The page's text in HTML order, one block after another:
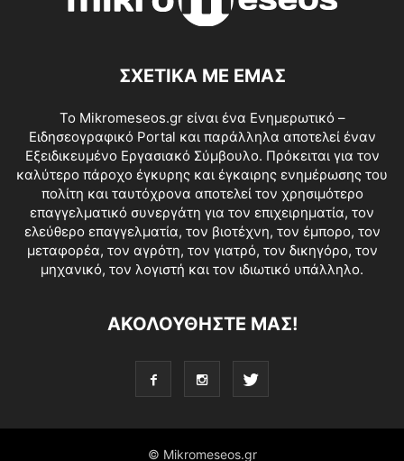
ΣΧΕΤΙΚΑ ΜΕ ΕΜΑΣ
Το Mikromeseos.gr είναι ένα Ενημερωτικό –
Ειδησεογραφικό Portal και παράλληλα αποτελεί έναν
Εξειδικευμένο Εργασιακό Σύμβουλο. Πρόκειται για τον
καλύτερο πάροχο έγκυρης και έγκαιρης ενημέρωσης του
πολίτη και ταυτόχρονα αποτελεί τον χρησιμότερο
επαγγελματικό συνεργάτη για τον επιχειρηματία, τον
ελεύθερο επαγγελματία, τον βιοτέχνη, τον έμπορο, τον
μεταφορέα, τον αγρότη, τον γιατρό, τον δικηγόρο, τον
μηχανικό, τον λογιστή και τον ιδιωτικό υπάλληλο.
ΑΚΟΛΟΥΘΗΣΤΕ ΜΑΣ!
© Mikromeseos.gr